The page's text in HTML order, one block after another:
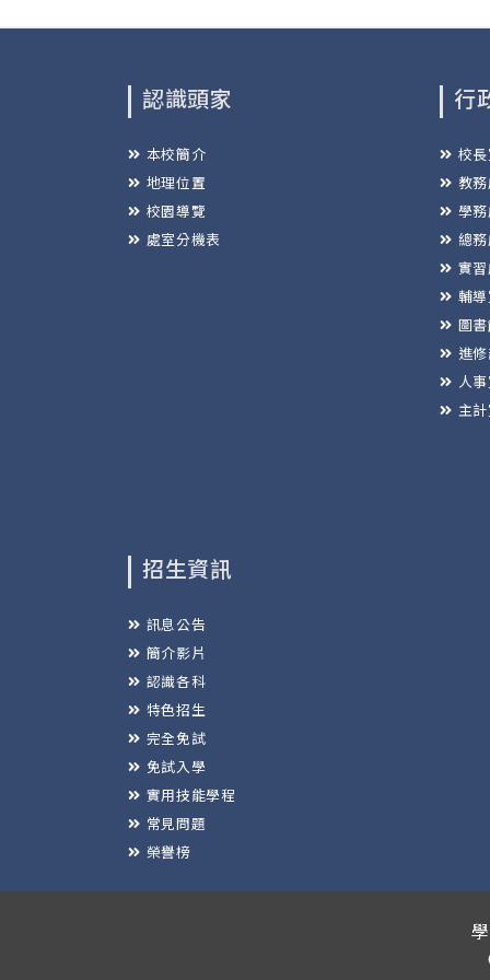
認識頭家
本校簡介
地理位置
校園導覽
處室分機表
行
校
教
學
總
實
輔
圖
進
人
主
招生資訊
訊息公告
簡介影片
認識各科
特色招生
完全免試
免試入學
實用技能學程
常見問題
榮譽榜